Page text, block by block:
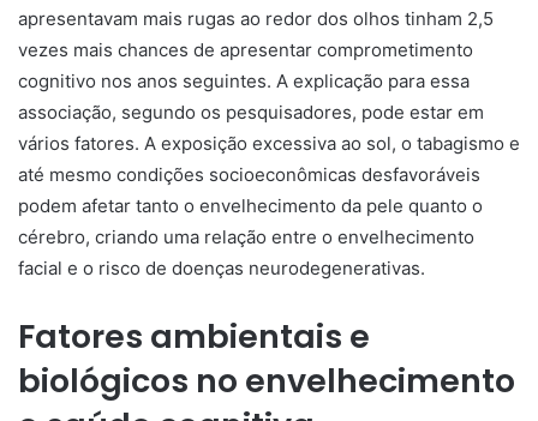
apresentavam mais rugas ao redor dos olhos tinham 2,5
vezes mais chances de apresentar comprometimento
cognitivo nos anos seguintes. A explicação para essa
associação, segundo os pesquisadores, pode estar em
vários fatores. A exposição excessiva ao sol, o tabagismo e
até mesmo condições socioeconômicas desfavoráveis
podem afetar tanto o envelhecimento da pele quanto o
cérebro, criando uma relação entre o envelhecimento
facial e o risco de doenças neurodegenerativas.
Fatores ambientais e
biológicos no envelhecimento